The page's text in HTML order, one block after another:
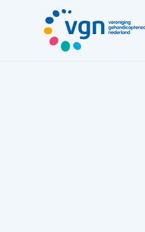
hoofdinhoud